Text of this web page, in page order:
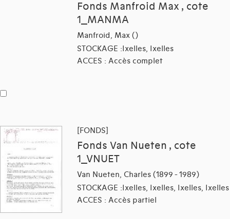
Fonds Manfroid Max , cote
1_MANMA
Manfroid, Max ()
STOCKAGE :Ixelles, Ixelles
ACCES : Accès complet
[FONDS]
Fonds Van Nueten , cote
1_VNUET
Van Nueten, Charles (1899 - 1989)
STOCKAGE :Ixelles, Ixelles, Ixelles, Ixelles
ACCES : Accès partiel